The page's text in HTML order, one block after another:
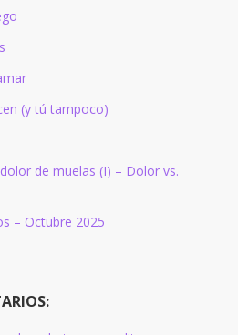
(y tú tampoco)
de muelas (I) – Dolor vs.
– Octubre 2025